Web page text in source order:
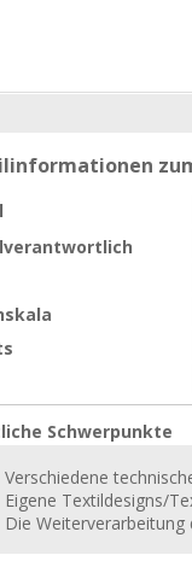
Schwerpunkte
Verschiedene
Eigene Textildesigns/
Die